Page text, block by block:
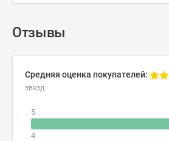
Отзывы
Средняя оценка покупателей:
звезд
5
4